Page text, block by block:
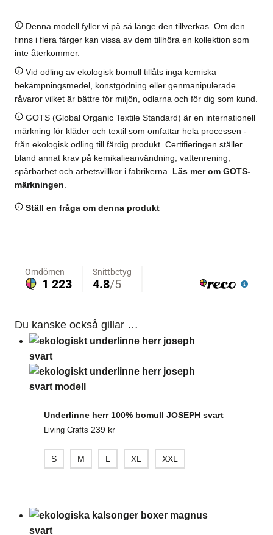
Denna modell fyller vi på så länge den tillverkas. Om den
finns i flera färger kan vissa av dem tillhöra en kollektion som
inte återkommer.
Vid odling av ekologisk bomull tillåts inga kemiska
bekämpningsmedel, konstgödning eller genmanipulerade
råvaror vilket är bättre för miljön, odlarna och för dig som kund.
GOTS (Global Organic Textile Standard) är en internationell
märkning för kläder och textil som omfattar hela processen -
från ekologisk odling till färdig produkt. Certifieringen ställer
bland annat krav på kemikalieanvändning, vattenrening,
spårbarhet och arbetsvillkor i fabrikerna. Läs mer om GOTS-
märkningen
Ställ en fråga om denna produkt
Du kanske också gillar …
Underlinne herr 100% bomull JOSEPH svart
Living Crafts 239 kr
S M L XL XXL